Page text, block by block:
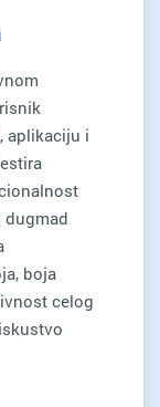
aplikaciju i
dugmad
boja
celog